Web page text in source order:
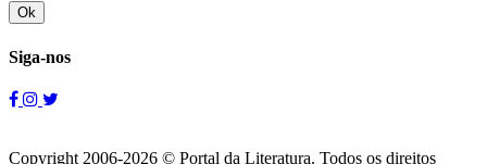
Ok
Siga-nos
Copyright 2006-2026 © Portal da Literatura. Todos os direitos